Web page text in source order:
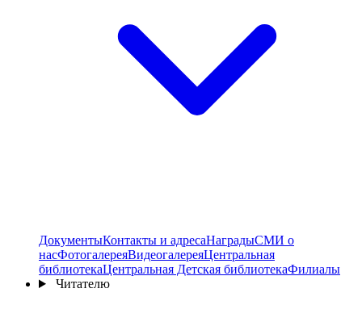
ДокументыКонтакты и адресаНаградыСМИ о
насФотогалереяВидеогалереяЦентральная
библиотекаЦентральная Детская библиотекаФилиалы
Читателю